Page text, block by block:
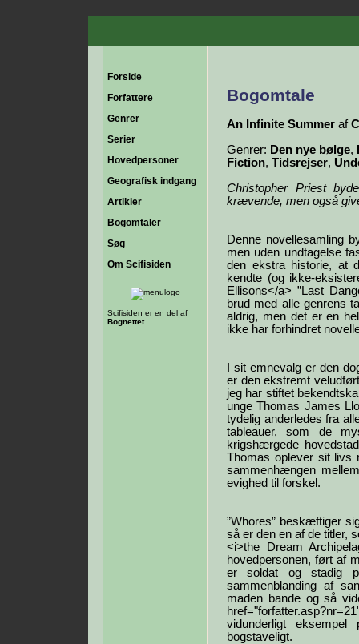
Forside
Forfattere
Genrer
Serier
Hovedpersoner
Geografisk indgang
Artikler
Bogomtaler
Søg
Om Scifisiden
Scifisiden er en del af
Bognettet
Bogomtale
An Infinite Summer af
Genrer: Den nye bølge,
Fiction, Tidsrejser,
Christopher Priest
krævende, men også
Denne novellesamling
men uden undtagelse
den ekstra historie, at
kendte (og ikke-
Ellisons</a> ”Last
brud med alle genrens
aldrig, men det er en
ikke har forhindret
I sit emnevalg er den
er den ekstremt
jeg har stiftet
unge Thomas James
tydelig anderledes fra
tableauer, som de
krigshærgede
Thomas oplever sit
sammenhængen
evighed til forskel.
”Whores” beskæftiger
så er den en af de titler,
<i>the Dream
hovedpersonen, ført af
er soldat og stadig
sammenblanding af
maden bande og så
vidunderligt
bogstaveligt.